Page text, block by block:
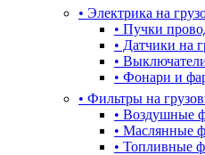
• Электрика на
• Пучки
• Датчики на
•
• Фонари и
• Фильтры на
• Воздушные
• Маслянные
• Топливные